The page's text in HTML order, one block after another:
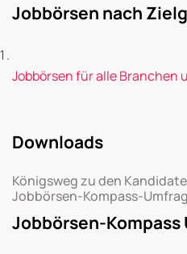
Jobbörsen nach
Jobbörsen für alle Branchen
Downloads
Königsweg zu den
Jobbörsen-Kompass-
Jobbörsen-Kompass